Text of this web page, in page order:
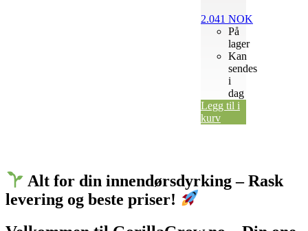
2.041 NOK
På
lager
Kan
sendes
i
dag
Legg til i
kurv
Alt for din innendørsdyrking – Rask
levering og beste priser!